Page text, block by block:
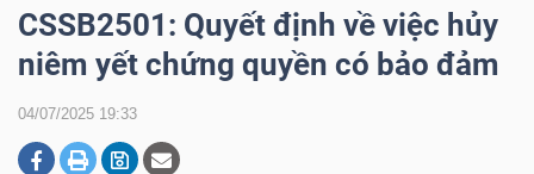
CSSB2501: Quyết định về việc hủy
niêm yết chứng quyền có bảo đảm
04/07/2025 19:33
CHỨNG